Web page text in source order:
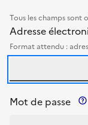
Tous les champs sont
identifiants
Adresse
Format
Mot de passe